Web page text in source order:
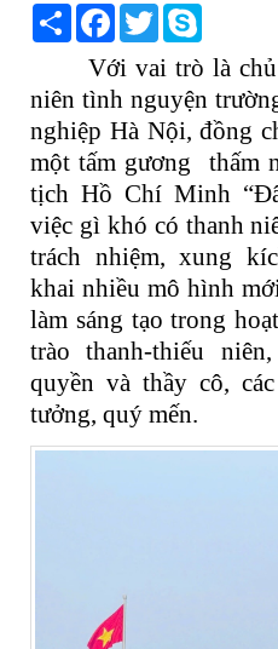
Share Facebook
Twitter
Với vai trò là
niên tình nguyện
nghiệp Hà Nội, đồng
một tấm gương thấm
tịch Hồ Chí Minh
việc gì khó có thanh
trách nhiệm, xung
khai nhiều mô hình
làm sáng tạo trong
trào thanh-thiếu
quyền và thầy cô,
tưởng, quý mến.